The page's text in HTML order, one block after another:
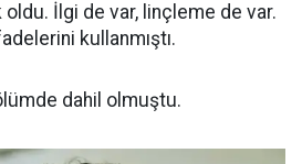
İlgi de var, linçleme de var.
kullanmıştı.
dahil olmuştu.